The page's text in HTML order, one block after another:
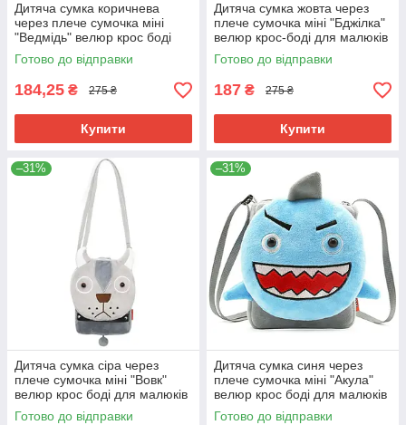
Дитяча сумка коричнева
через плече сумочка міні
"Ведмідь" велюр крос боді
для малюків унісекс для
телефону
Готово до відправки
184,25 ₴ 275 ₴
Купити
Дитяча сумка жовта через
плече сумочка міні "Бджілка"
велюр крос-боді для малюків
унісекс для телефона
Готово до відправки
187 ₴ 275 ₴
Купити
–31%
Дитяча сумка сіра через
плече сумочка міні "Вовк"
велюр крос боді для малюків
унісекс для телефону
Готово до відправки
–31%
Дитяча сумка синя через
плече сумочка міні "Акула"
велюр крос боді для малюків
унісекс для телефону
Готово до відправки